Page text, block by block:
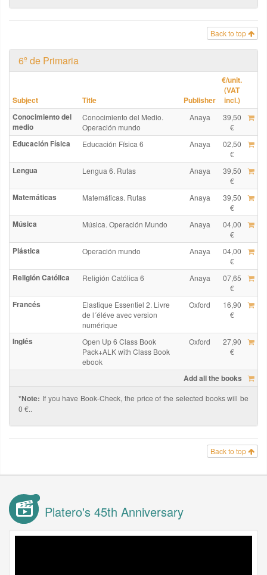
Back to top
6º de Primaria
Subject Title Publisher
€/unit.
(VAT
incl.)
Conocimiento del
medio
Conocimiento del Medio.
Operación mundo
Anaya
39,50
€
Educación Física Educación Física 6 Anaya
02,50
€
Lengua Lengua 6. Rutas Anaya
39,50
€
Matemáticas Matemáticas. Rutas Anaya
39,50
€
Música Música. Operación Mundo Anaya
04,00
€
Plástica Operación mundo Anaya
04,00
€
Religión Católica Religión Católica 6 Anaya
07,65
€
Francés
Elastique Essentiel 2. Livre
de l´éléve avec version
numérique
Oxford
16,90
€
Inglés
Open Up 6 Class Book
Pack+ALK with Class Book
ebook
Oxford
27,90
€
Add all the books
*Note: If you have Book-Check, the price of the selected books will be
0 €..
Back to top
Platero's 45th Anniversary